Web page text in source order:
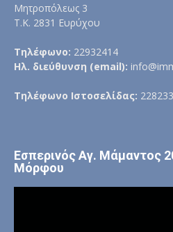
Μητροπόλεως 3
Τ.Κ. 2831 Ευρύχου
Τηλέφωνο: 22932414
Ηλ. διεύθυνση (email):
Τηλέφωνο Ιστοσελίδας:
Εσπερινός Αγ. Μάμαντος
Μόρφου